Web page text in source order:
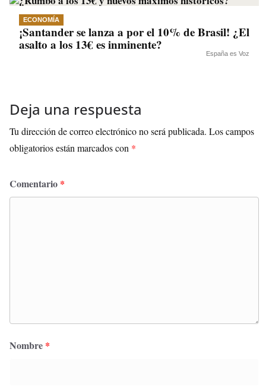
ECONOMÍA
¡Santander se lanza a por el 10% de Brasil! ¿El
asalto a los 13€ es inminente?
España es Voz
Deja una respuesta
Tu dirección de correo electrónico no será publicada. Los campos
obligatorios están marcados con *
Comentario *
Nombre *